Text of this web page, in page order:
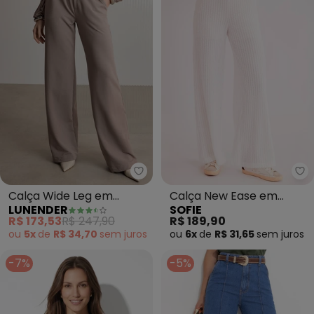
Lunender - Calça Wide Leg em
Calça Wide Leg em
Moletom Denim (Cinza)
LUNENDER
R$ 173,53R$ 247,90
ou 5x de R$ 34,70 sem juros
Calça New Ease em
Tricot Maquinetado
(Branco)
SOFIE
R$ 189,90
ou 6x de R$ 31,65 sem juros
-7% -5%